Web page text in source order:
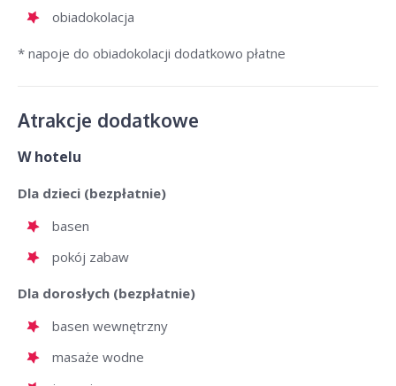
obiadokolacja
* napoje do obiadokolacji dodatkowo płatne
Atrakcje dodatkowe
W hotelu
Dla dzieci (bezpłatnie)
basen
pokój zabaw
Dla dorosłych (bezpłatnie)
basen wewnętrzny
masaże wodne